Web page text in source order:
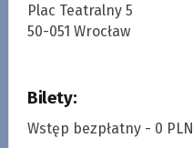
Plac Teatralny 5
50-051 Wrocław
Bilety:
Wstęp bezpłatny - 0 PLN